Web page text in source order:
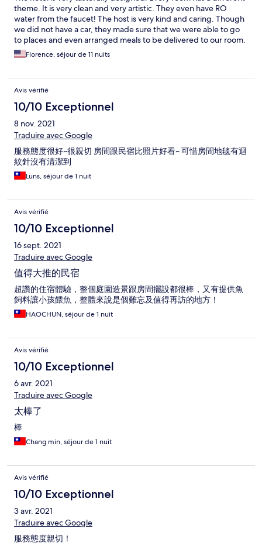
theme. It is very clean and very artistic. They even have RO
water from the faucet! The host is very kind and caring. Though
we did not have a car, they made sure that we were able to go
to places and even arranged meals to be delivered to our room.
We recommend this boutique hotel to anyone who is going to
the area. We will definitely come back!
Florence, séjour de 11 nuits
Avis vérifié
10/10 Exceptionnel
8 nov. 2021
Traduire avec Google
服務態度很好~很親切 房間跟民宿比照片好看~ 可惜房間地毯有迴
紋針沒有清潔到
Luns, séjour de 1 nuit
Avis vérifié
10/10 Exceptionnel
16 sept. 2021
Traduire avec Google
值得大推的民宿
超讚的住宿體驗，整個庭園造景跟房間擺設都很棒，又有提供魚
飼料讓小孩餵魚，整體來說是個難忘及值得再訪的地方！
HAOCHUN, séjour de 1 nuit
Avis vérifié
10/10 Exceptionnel
6 avr. 2021
Traduire avec Google
太棒了
棒
Chang min, séjour de 1 nuit
Avis vérifié
10/10 Exceptionnel
3 avr. 2021
Traduire avec Google
服務態度親切！